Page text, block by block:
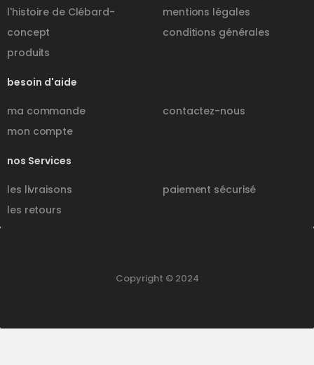
l'histoire de Clébard-
concept
produits
mentions légales
conditions générales
besoin d'aide
ma commande
mon compte
contactez-nous
nos Services
les livraisons
les retours
paiement sécurisé
Copyright © 2024